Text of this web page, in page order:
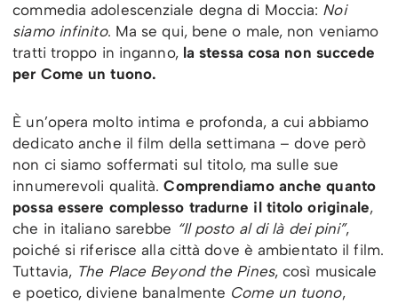
commedia adolescenziale degna di Moccia: Noi
siamo infinito. Ma se qui, bene o male, non veniamo
tratti troppo in inganno, la stessa cosa non succede
per Come un tuono.
È un’opera molto intima e profonda, a cui abbiamo
dedicato anche il film della settimana – dove però
non ci siamo soffermati sul titolo, ma sulle sue
innumerevoli qualità.Comprendiamo anche quanto
possa essere complesso tradurne il titolo originale,
che in italiano sarebbe “Il posto al di là dei pini”,
poiché si riferisce alla città dove è ambientato il film.
Tuttavia, The Place Beyond the Pines, così musicale
e poetico, diviene banalmente Come un tuono,